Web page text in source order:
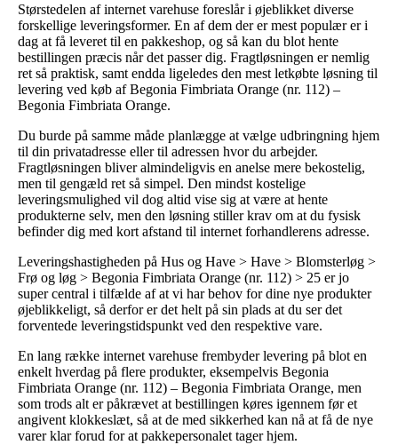
Størstedelen af internet varehuse foreslår i øjeblikket diverse
forskellige leveringsformer. En af dem der er mest populær er i
dag at få leveret til en pakkeshop, og så kan du blot hente
bestillingen præcis når det passer dig. Fragtløsningen er nemlig
ret så praktisk, samt endda ligeledes den mest letkøbte løsning til
levering ved køb af Begonia Fimbriata Orange (nr. 112) –
Begonia Fimbriata Orange.
Du burde på samme måde planlægge at vælge udbringning hjem
til din privatadresse eller til adressen hvor du arbejder.
Fragtløsningen bliver almindeligvis en anelse mere bekostelig,
men til gengæld ret så simpel. Den mindst kostelige
leveringsmulighed vil dog altid vise sig at være at hente
produkterne selv, men den løsning stiller krav om at du fysisk
befinder dig med kort afstand til internet forhandlerens adresse.
Leveringshastigheden på Hus og Have > Have > Blomsterløg >
Frø og løg > Begonia Fimbriata Orange (nr. 112) > 25 er jo
super central i tilfælde af at vi har behov for dine nye produkter
øjeblikkeligt, så derfor er det helt på sin plads at du ser det
forventede leveringstidspunkt ved den respektive vare.
En lang række internet varehuse frembyder levering på blot en
enkelt hverdag på flere produkter, eksempelvis Begonia
Fimbriata Orange (nr. 112) – Begonia Fimbriata Orange, men
som trods alt er påkrævet at bestillingen køres igennem før et
angivent klokkeslæt, så at de med sikkerhed kan nå at få de nye
varer klar forud for at pakkepersonalet tager hjem.